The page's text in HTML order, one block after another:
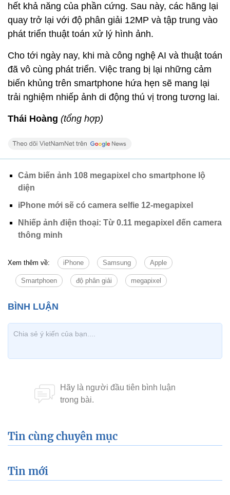
hết khả năng của phần cứng. Sau này, các hãng lại
quay trở lại với độ phân giải 12MP và tập trung vào
phát triển thuật toán xử lý hình ảnh.
Cho tới ngày nay, khi mà công nghệ AI và thuật toán
đã vô cùng phát triển. Việc trang bị lại những cảm
biến khủng trên smartphone hứa hẹn sẽ mang lại
trải nghiệm nhiếp ảnh di động thú vị trong tương lai.
Thái Hoàng (tổng hợp)
Cảm biến ảnh 108 megapixel cho smartphone lộ
diện
iPhone mới sẽ có camera selfie 12-megapixel
Nhiếp ảnh điện thoại: Từ 0.11 megapixel đến camera
thông minh
Xem thêm về: iPhone Samsung Apple
Smartphoen độ phân giải megapixel
Tin cùng chuyên mục
Tin mới